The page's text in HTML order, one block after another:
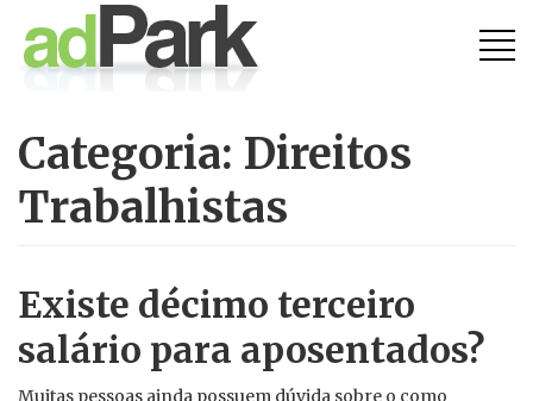
para
Categoria: Direitos
Trabalhistas
Existe décimo terceiro
salário para aposentados?
Muitas pessoas ainda possuem dúvida sobre o como